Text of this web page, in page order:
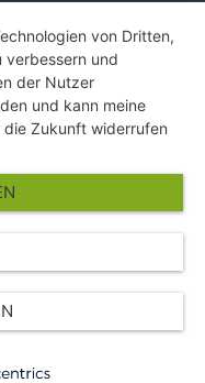
Krebs
von Dritten,
verbessern und
der Nutzer
und kann meine
Zukunft widerrufen